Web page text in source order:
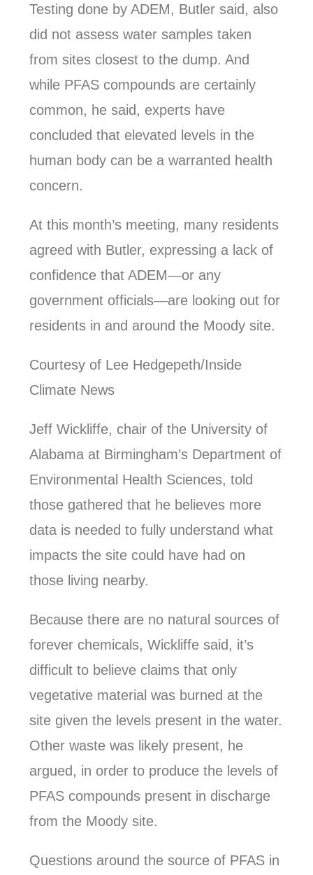
Testing done by ADEM, Butler said, also
did not assess water samples taken
from sites closest to the dump. And
while PFAS compounds are certainly
common, he said, experts have
concluded that elevated levels in the
human body can be a warranted health
concern.
At this month’s meeting, many residents
agreed with Butler, expressing a lack of
confidence that ADEM—or any
government officials—are looking out for
residents in and around the Moody site.
Courtesy of Lee Hedgepeth/Inside
Climate News
Jeff Wickliffe, chair of the University of
Alabama at Birmingham’s Department of
Environmental Health Sciences, told
those gathered that he believes more
data is needed to fully understand what
impacts the site could have had on
those living nearby.
Because there are no natural sources of
forever chemicals, Wickliffe said, it’s
difficult to believe claims that only
vegetative material was burned at the
site given the levels present in the water.
Other waste was likely present, he
argued, in order to produce the levels of
PFAS compounds present in discharge
from the Moody site.
Questions around the source of PFAS in